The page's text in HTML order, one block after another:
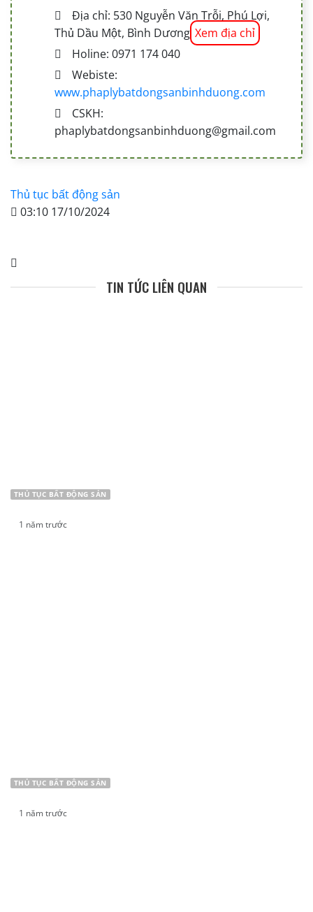
Địa chỉ: 530 Nguyễn Văn Trỗi, Phú Lợi,
Thủ Dầu Một, Bình Dương Xem địa chỉ
Holine: 0971 174 040
Webiste:
www.phaplybatdongsanbinhduong.com
CSKH:
phaplybatdongsanbinhduong@gmail.com
Thủ tục bất động sản
03:10 17/10/2024
TIN TỨC LIÊN QUAN
THỦ TỤC BẤT ĐỘNG SẢN
1 năm trước
THỦ TỤC BẤT ĐỘNG SẢN
1 năm trước